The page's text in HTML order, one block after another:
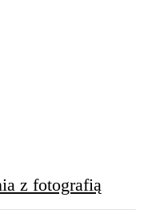
z fotografią